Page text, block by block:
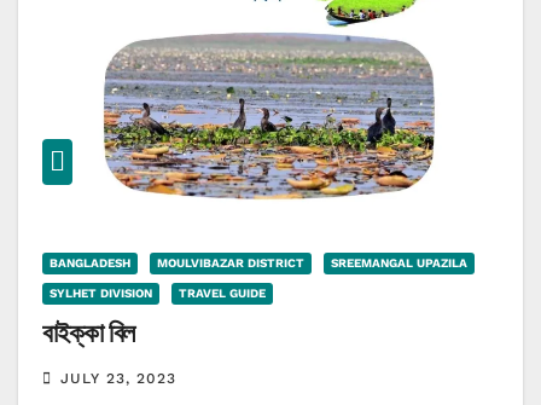
BANGLADESH MOULVIBAZAR DISTRICT SREEMANGAL UPAZILA
SYLHET DIVISION TRAVEL GUIDE
বাইক্কা বিল
JULY 23, 2023